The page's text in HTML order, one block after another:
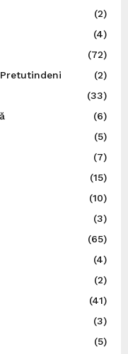
(2)
(4)
(72)
(2)
(33)
(6)
(5)
(7)
(15)
(10)
(3)
(65)
(4)
(2)
(41)
(3)
(5)